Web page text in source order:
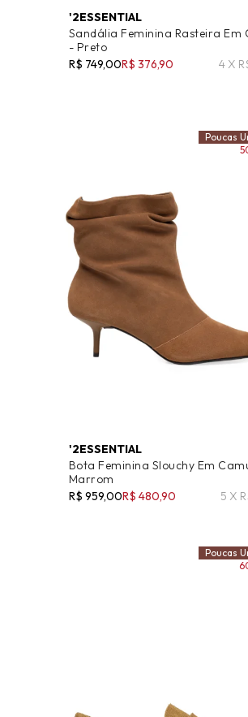
'2ESSENTIAL
Sandália Feminina Rasteira Em
- Preto
R$ 749,00R$ 376,90 4 X
'2ESSENTIAL
Bota Feminina Slouchy Em
Marrom
R$ 959,00R$ 480,90 5 X
Poucas
Poucas